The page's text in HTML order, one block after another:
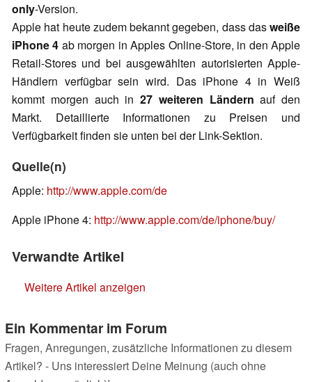
only-Version.
Apple hat heute zudem bekannt gegeben, dass dasweiße
iPhone 4 ab morgen in Apples Online-Store, in den Apple
Retail-Stores und bei ausgewählten autorisierten Apple-
Händlern verfügbar sein wird. Das iPhone 4 in Weiß
kommt morgen auch in 27 weiteren Ländern auf den
Markt. Detaillierte Informationen zu Preisen und
Verfügbarkeit finden sie unten bei der Link-Sektion.
Quelle(n)
Apple: http://www.apple.com/de
Apple iPhone 4: http://www.apple.com/de/iphone/buy/
Verwandte Artikel
Weitere Artikel anzeigen
Ein Kommentar im Forum
Fragen, Anregungen, zusätzliche Informationen zu diesem
Artikel? - Uns interessiert Deine Meinung (auch ohne